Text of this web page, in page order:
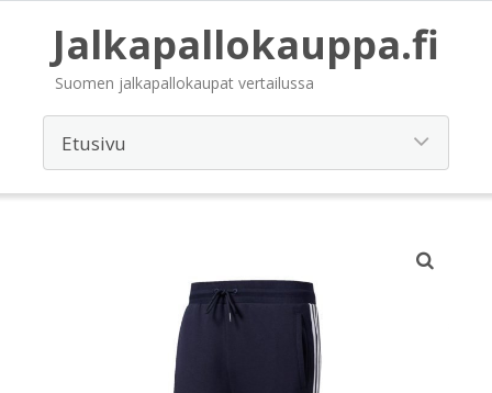
Jalkapallokauppa.fi
Suomen jalkapallokaupat vertailussa